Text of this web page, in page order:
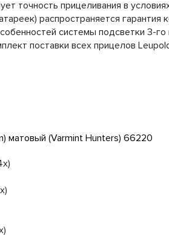
точность прицеливания в
распространяется гарантия
системы подсветки 3-
поставки всех прицелов